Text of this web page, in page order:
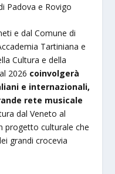
Padova e Rovigo
e dal Comune di
Tartiniana e
Cultura e della
2026 coinvolgerà
e internazionali,
rete musicale
dal Veneto al
progetto culturale che
grandi crocevia